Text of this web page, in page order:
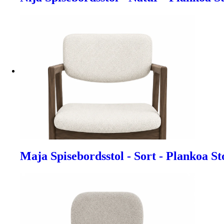
Maja Spisebordsstol - Sort - Plankoa